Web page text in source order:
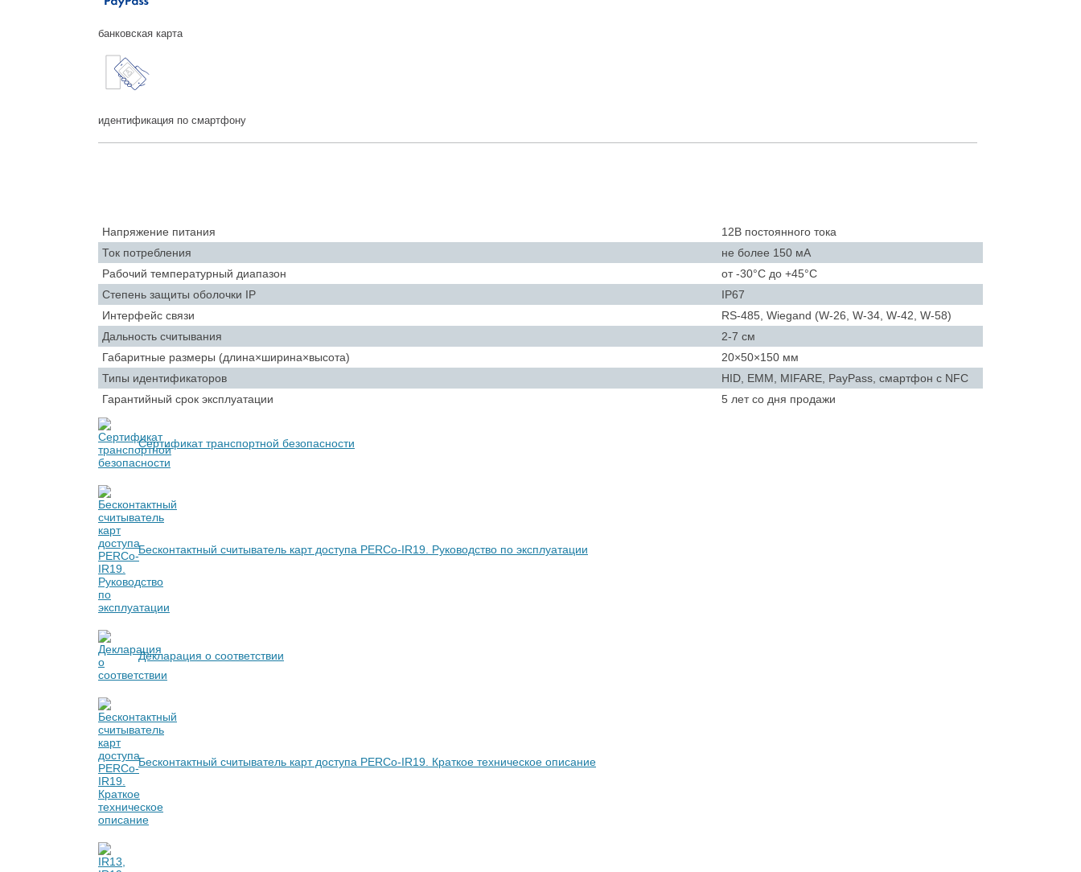
банковская карта
идентификация по смартфону
Напряжение питания
12В постоянного тока
Ток потребления
не более 150 мА
Рабочий температурный диапазон
от -30°C до +45°C
Степень защиты оболочки IP
IP67
Интерфейс связи
RS-485, Wiegand (W-26, W-34, W-42, W-58)
Дальность считывания
2-7 см
Габаритные размеры (длина×ширина×высота)
20×50×150 мм
Типы идентификаторов
HID, EMM, MIFARE, PayPass, смартфон с NFC
Гарантийный срок эксплуатации
5 лет со дня продажи
Сертификат транспортной безопасности
Бесконтактный считыватель карт доступа PERCo-IR19. Руководство по эксплуатации
Декларация о соответствии
Бесконтактный считыватель карт доступа PERCo-IR19. Краткое техническое описание